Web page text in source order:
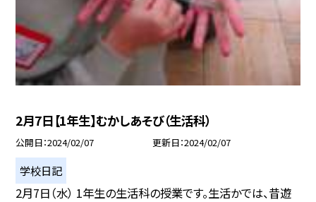
2月7日【1年生】むかしあそび（生活科）
公開日 2024/02/07 更新日 2024/02/07
学校日記
2月7日（水） 1年生の生活科の授業です。生活かでは、昔遊